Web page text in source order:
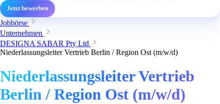
Jetzt bewerben
Jobbörse
Unternehmen
DESIGNA SABAR Pty Ltd
Niederlassungsleiter Vertrieb Berlin / Region Ost (m/w/d)
Niederlassungsleiter Vertrieb
Berlin / Region Ost (m/w/d)